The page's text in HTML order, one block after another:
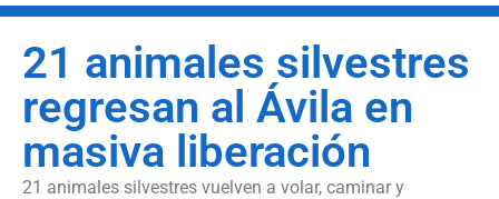
21 animales silvestres
regresan al Ávila en
masiva liberación
21 animales silvestres vuelven a volar, caminar y